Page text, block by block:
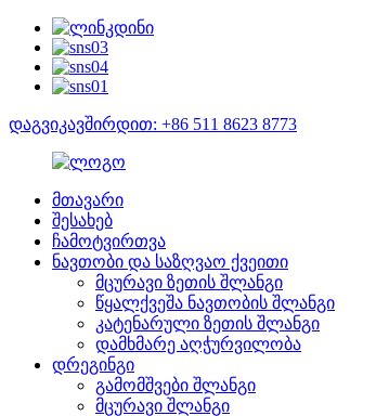
დაგვიკავშირდით: +86 511 8623 8773
მთავარი
შესახებ
ჩამოტვირთვა
ნავთობი და საზღვაო ქვეითი
მცურავი ზეთის შლანგი
წყალქვეშა ნავთობის შლანგი
კატენარული ზეთის შლანგი
დამხმარე აღჭურვილობა
დრეგინგი
გამომშვები შლანგი
მცურავი შლანგი